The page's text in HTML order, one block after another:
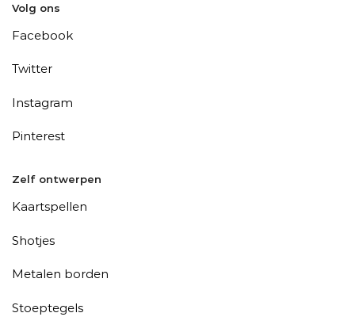
Volg ons
Facebook
Twitter
Instagram
Pinterest
Zelf ontwerpen
Kaartspellen
Shotjes
Metalen borden
Stoeptegels